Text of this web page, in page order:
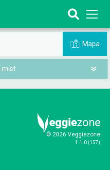
Mapa
míst
© 2026 Veggiezone
1.1.0 (157)